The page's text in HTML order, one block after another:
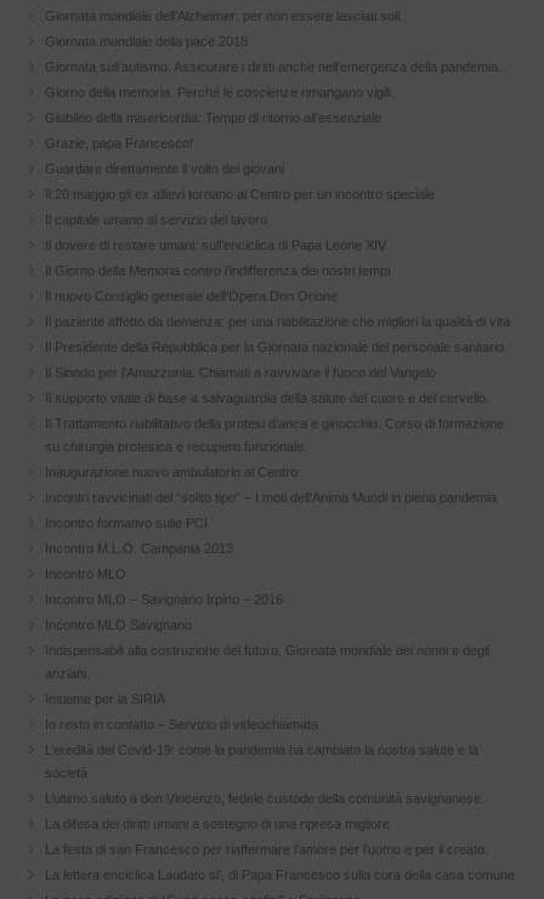
Giornata mondiale dell’Alzheimer: per non essere lasciati soli.
Giornata mondiale della pace 2018.
Giornata sull’autismo. Assicurare i diritti anche nell’emergenza della pandemia.
Giorno della memoria. Perché le coscienze rimangano vigili.
Giubileo della misericordia: Tempo di ritorno all’essenziale
Grazie, papa Francesco!
Guardare direttamente il volto dei giovani
Il 20 maggio gli ex allievi tornano al Centro per un incontro speciale
Il capitale umano al servizio del lavoro
Il dovere di restare umani: sull’enciclica di Papa Leone XIV
Il Giorno della Memoria contro l’indifferenza dei nostri tempi
Il nuovo Consiglio generale dell’Opera Don Orione
Il paziente affetto da demenza: per una riabilitazione che migliori la qualità di vita
Il Presidente della Repubblica per la Giornata nazionale del personale sanitario
Il Sinodo per l’Amazzonia: Chiamati a ravvivare il fuoco del Vangelo
Il supporto vitale di base a salvaguardia della salute del cuore e del cervello.
Il Trattamento riabilitativo della protesi d’anca e ginocchio. Corso di formazione
su chirurgia protesica e recupero funzionale.
Inaugurazione nuovo ambulatorio al Centro
Incontri ravvicinati del “solito tipo” – I moti dell’Anima Mundi in piena pandemia
Incontro formativo sulle PCI
Incontro M.L.O. Campania 2013
Incontro MLO
Incontro MLO – Savignano Irpino – 2016
Incontro MLO Savignano
Indispensabili alla costruzione del futuro. Giornata mondiale dei nonni e degli
anziani.
Insieme per la SIRIA
Io resto in contatto – Servizio di videochiamata
L’eredità del Covid-19: come la pandemia ha cambiato la nostra salute e la
società
L’ultimo saluto a don Vincenzo, fedele custode della comunità savignanese.
La difesa dei diritti umani a sostegno di una ripresa migliore
La festa di san Francesco per riaffermare l’amore per l’uomo e per il creato.
La lettera enciclica Laudato si’, di Papa Francesco sulla cura della casa comune